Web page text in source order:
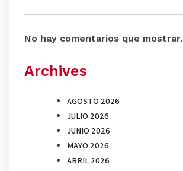
No hay comentarios que mostrar.
Archives
AGOSTO 2026
JULIO 2026
JUNIO 2026
MAYO 2026
ABRIL 2026